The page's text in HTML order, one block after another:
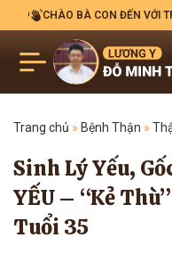
CHÀO BÀ CON ĐẾN VỚI
Trang chủ » Bệnh Thận »
Sinh Lý Yếu,
YẾU – “Kẻ
Tuổi 35